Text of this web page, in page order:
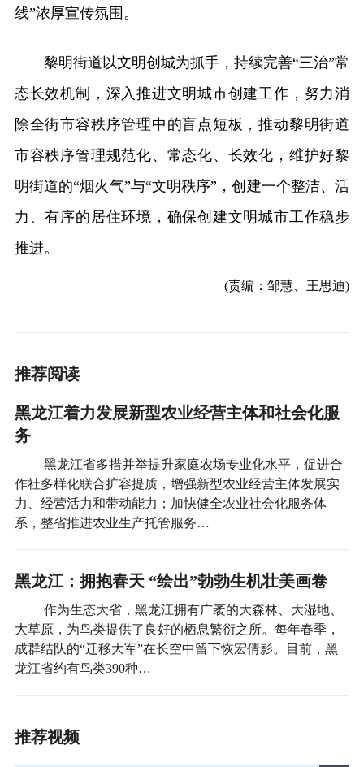
线”浓厚宣传氛围。
黎明街道以文明创城为抓手，持续完善“三治”常
态长效机制，深入推进文明城市创建工作，努力消
除全街市容秩序管理中的盲点短板，推动黎明街道
市容秩序管理规范化、常态化、长效化，维护好黎
明街道的“烟火气”与“文明秩序”，创建一个整洁、活
力、有序的居住环境，确保创建文明城市工作稳步
推进。
(责编：邹慧、王思迪)
推荐阅读
黑龙江着力发展新型农业经营主体和社会化服
务
黑龙江省多措并举提升家庭农场专业化水平，促进合
作社多样化联合扩容提质，增强新型农业经营主体发展实
力、经营活力和带动能力；加快健全农业社会化服务体
系，整省推进农业生产托管服务…
黑龙江：拥抱春天 “绘出”勃勃生机壮美画卷
作为生态大省，黑龙江拥有广袤的大森林、大湿地、
大草原，为鸟类提供了良好的栖息繁衍之所。每年春季，
成群结队的“迁移大军”在长空中留下恢宏倩影。目前，黑
龙江省约有鸟类390种…
推荐视频